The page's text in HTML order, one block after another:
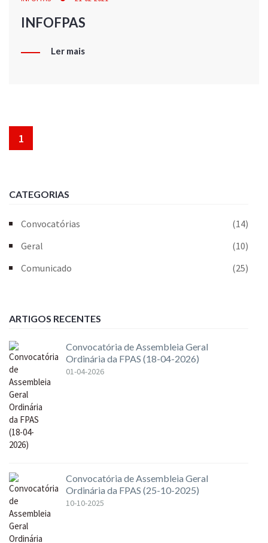
INFOFPAS
Ler mais
1
CATEGORIAS
Convocatórias
(14)
Geral
(10)
Comunicado
(25)
ARTIGOS RECENTES
Convocatória de Assembleia Geral
Ordinária da FPAS (18-04-2026)
01-04-2026
Convocatória de Assembleia Geral
Ordinária da FPAS (25-10-2025)
10-10-2025